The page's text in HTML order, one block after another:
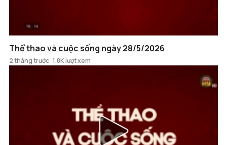
Thể thao và cuộc sống ngày 28/5/2026
2 tháng trước 1.8K lượt xem